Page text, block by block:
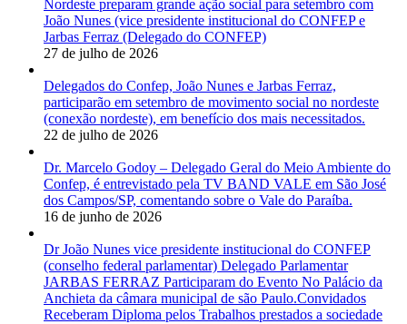
Nordeste preparam grande ação social para setembro com
João Nunes (vice presidente institucional do CONFEP e
Jarbas Ferraz (Delegado do CONFEP)
27 de julho de 2026
Delegados do Confep, João Nunes e Jarbas Ferraz,
participarão em setembro de movimento social no nordeste
(conexão nordeste), em benefício dos mais necessitados.
22 de julho de 2026
Dr. Marcelo Godoy – Delegado Geral do Meio Ambiente do
Confep, é entrevistado pela TV BAND VALE em São José
dos Campos/SP, comentando sobre o Vale do Paraíba.
16 de junho de 2026
Dr João Nunes vice presidente institucional do CONFEP
(conselho federal parlamentar) Delegado Parlamentar
JARBAS FERRAZ Participaram do Evento No Palácio da
Anchieta da câmara municipal de são Paulo.Convidados
Receberam Diploma pelos Trabalhos prestados a sociedade